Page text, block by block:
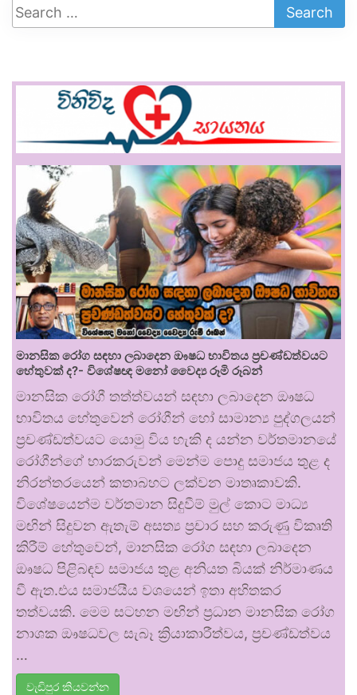
මානසික රෝග සඳහා ලබාදෙන ඖෂධ භාවිතය ප්‍රචණ්ඩත්වයට
හේතුවක් ද?- විශේෂඥ මනෝ වෛද්‍ය රූමි රූබන්
මානසික රෝගී තත්ත්වයන් සඳහා ලබාදෙන ඖෂධ
භාවිතය හේතුවෙන් රෝගීන් හෝ සාමාන්‍ය පුද්ගලයන්
ප්‍රචණ්ඩත්වයට යොමු විය හැකි ද යන්න වර්තමානයේ
රෝගීන්ගේ භාරකරුවන් මෙන්ම පොදු සමාජය තුළ ද
නිරන්තරයෙන් කතාබහට ලක්වන මාතෘකාවකි.
විශේෂයෙන්ම වර්තමාන සිදුවීම් මුල් කොට මාධ්‍ය
මඟින් සිදුවන ඇතැම් අසත්‍ය ප්‍රචාර සහ කරුණු විකෘති
කිරීම් හේතුවෙන්, මානසික රෝග සඳහා ලබාදෙන
ඖෂධ පිළිබඳව සමාජය තුළ අනියත බියක් නිර්මාණය
වී ඇත.එය සමාජයීය වශයෙන් ඉතා අහිතකර
තත්වයකි. මෙම සටහන මඟින් ප්‍රධාන මානසික රෝග
නාශක ඖෂධවල සැබෑ ක්‍රියාකාරීත්වය, ප්‍රචණ්ඩත්වය
…
වැඩිපුර කියවන්න